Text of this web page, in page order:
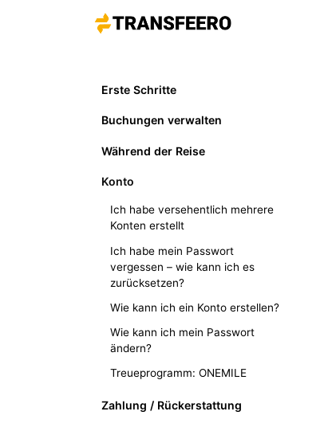
Erste Schritte
Buchungen verwalten
Während der Reise
Konto
Ich habe versehentlich mehrere
Konten erstellt
Ich habe mein Passwort
vergessen – wie kann ich es
zurücksetzen?
Wie kann ich ein Konto erstellen?
Wie kann ich mein Passwort
ändern?
Treueprogramm: ONEMILE
Zahlung / Rückerstattung